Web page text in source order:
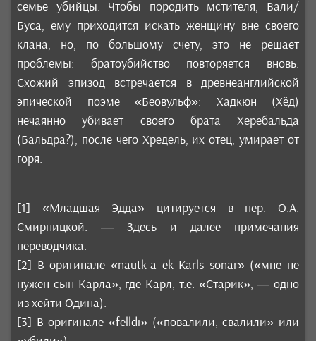
семье убийцы. Чтобы породить мстителя, Вали/
Буса, ему приходится искать женщину вне своего
клана, но, по большому счету, это не решает
проблемы: братоубийство повторяется вновь.
Схожий эпизод встречается в древнеанглийской
эпической поэме «Беовульф»: Хадкюн (Хёд)
нечаянно убивает своего брата Херебальда
(Бальдра?), после чего Хредель, их отец, умирает от
горя.
[1] «Младшая Эдда» цитируется в пер. О.А.
Смирницкой. — Здесь и далее примечания
переводчика.
[2] В оригинале «nautk-a ek Karls sonar» («мне не
нужен сын Карла», где Карл, т.е. «Старик», — одно
из хейти Одина).
[3] В оригинале «felldi» («повалили, свалили» или